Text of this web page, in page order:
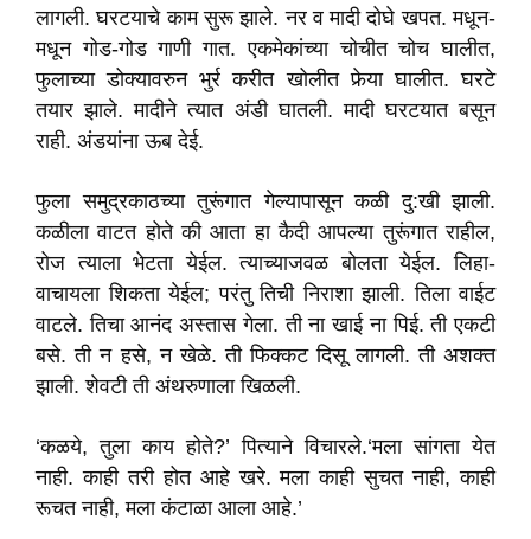
लागली. घरटयाचे काम सुरू झाले. नर व मादी दोघे खपत. मधून-
मधून गोड-गोड गाणी गात. एकमेकांच्या चोचीत चोच घालीत,
फुलाच्या डोक्यावरुन भुर्र करीत खोलीत फेर्‍या घालीत. घरटे
तयार झाले. मादीने त्यात अंडी घातली. मादी घरटयात बसून
राही. अंडयांना ऊब देई.
फुला समुद्रकाठच्या तुरूंगात गेल्यापासून कळी दु:खी झाली.
कळीला वाटत होते की आता हा कैदी आपल्या तुरूंगात राहील,
रोज त्याला भेटता येईल. त्याच्याजवळ बोलता येईल. लिहा-
वाचायला शिकता येईल; परंतु तिची निराशा झाली. तिला वाईट
वाटले. तिचा आनंद अस्तास गेला. ती ना खाई ना पिई. ती एकटी
बसे. ती न हसे, न खेळे. ती फिक्कट दिसू लागली. ती अशक्त
झाली. शेवटी ती अंथरुणाला खिळली.
‘कळये, तुला काय होते?’ पित्याने विचारले.‘मला सांगता येत
नाही. काही तरी होत आहे खरे. मला काही सुचत नाही, काही
रूचत नाही, मला कंटाळा आला आहे.’